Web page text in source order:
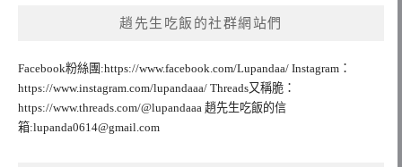
趙先生吃飯的社群網站們
Facebook粉絲團:https://www.facebook.com/Lupandaa/ Instagram：
https://www.instagram.com/lupandaaa/ Threads又稱脆：
https://www.threads.com/@lupandaaa 趙先生吃飯的信
箱:lupanda0614@gmail.com